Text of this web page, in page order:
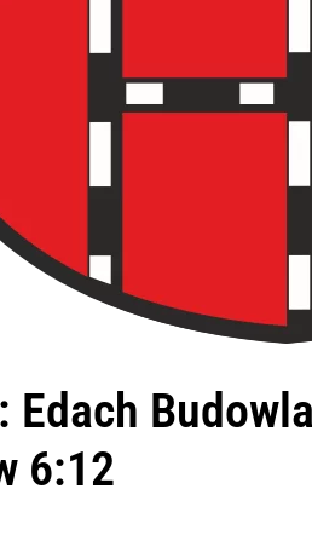
Edach
6:12